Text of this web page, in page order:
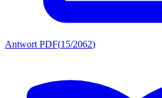
Antwort PDF(15/2062)